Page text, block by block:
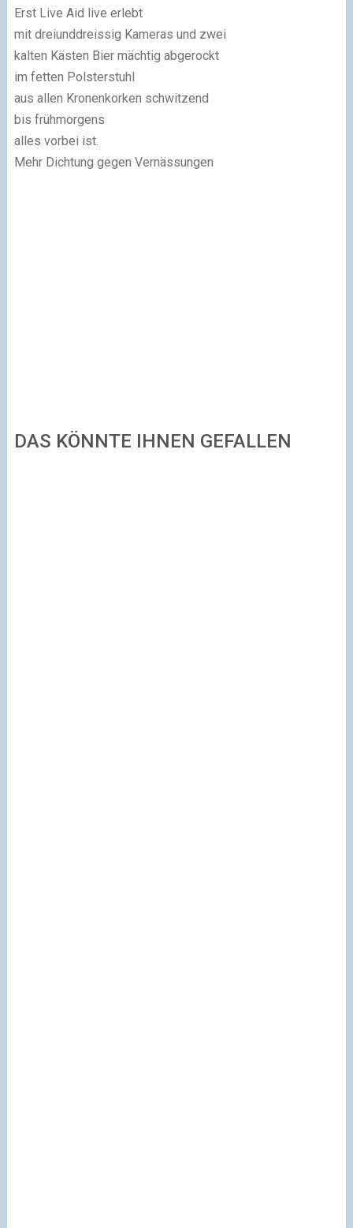
Erst Live Aid live erlebt
mit dreiunddreissig Kameras und zwei
kalten Kästen Bier mächtig abgerockt
im fetten Polsterstuhl
aus allen Kronenkorken schwitzend
bis frühmorgens
alles vorbei ist.
Mehr Dichtung gegen Vernässungen
DAS KÖNNTE IHNEN GEFALLEN